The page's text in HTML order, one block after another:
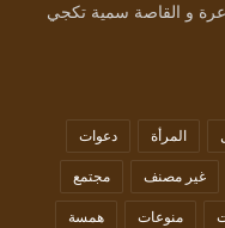
و القاصة سمية تكجي
المرأة دعوات
غير مصنف مجتمع
منوعات همسة